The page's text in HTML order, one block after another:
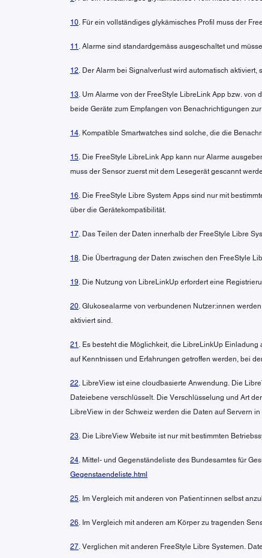
10. Für ein vollständiges glykämisches Profil muss der
11 . Alarme sind standardgemäss ausgeschaltet und
12. Der Alarm bei Signalverlust wird automatisch
13. Um Alarme von der FreeStyle LibreLink App bzw. von
beide Geräte zum Empfangen von Benachrichtigungen
14. Kompatible Smartwatches sind solche, die die
15. Die FreeStyle LibreLink App kann nur Alarme
muss der Sensor zuerst mit dem Lesegerät gescannt
16. Die FreeStyle Libre System Apps sind nur mit
über die Gerätekompatibilität.
17. Das Teilen der Daten innerhalb der FreeStyle Libre
18. Die Übertragung der Daten zwischen den FreeStyle
19. Die Nutzung von LibreLinkUp erfordert eine
20. Glukosealarme von verbundenen Nutzer:innen
aktiviert sind.
21 . Es besteht die Möglichkeit, die LibreLinkUp
auf Kenntnissen und Erfahrungen getroffen werden, bei
22. LibreView ist eine cloudbasierte Anwendung. Die
Dateiebene verschlüsselt. Die Verschlüsselung und Art
LibreView in der Schweiz werden die Daten auf Servern
23. Die LibreView Website ist nur mit bestimmten
24. Mittel- und Gegenständeliste des Bundesamtes für
Gegenstaendeliste.html
25. Im Vergleich mit anderen von Patient:innen selbst
26. Im Vergleich mit anderen am Körper zu tragenden
27. Verglichen mit anderen FreeStyle Libre Systemen.